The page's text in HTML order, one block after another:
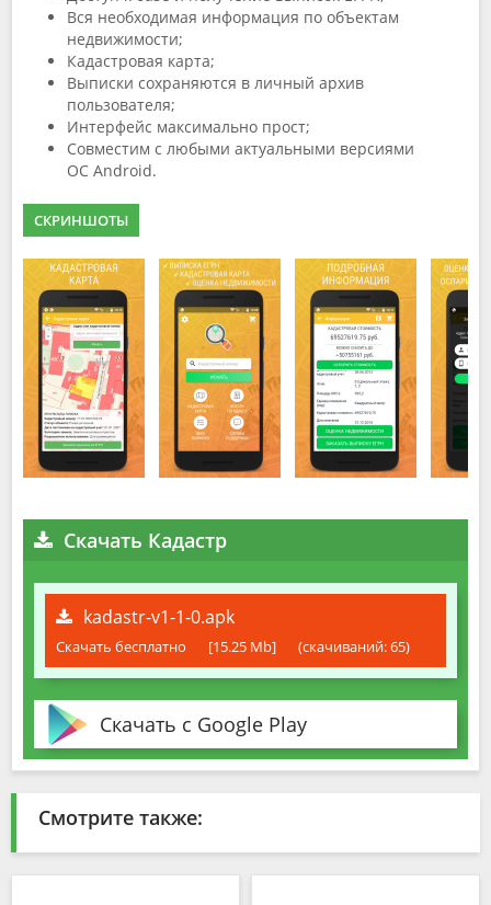
Вся необходимая информация по объектам
недвижимости;
Кадастровая карта;
Выписки сохраняются в личный архив
пользователя;
Интерфейс максимально прост;
Совместим с любыми актуальными версиями
ОС Android.
СКРИНШОТЫ
Скачать Кадастр
kadastr-v1-1-0.apk
Скачать бесплатно [15.25 Mb] (cкачиваний: 65)
Скачать с Google Play
Смотрите также: